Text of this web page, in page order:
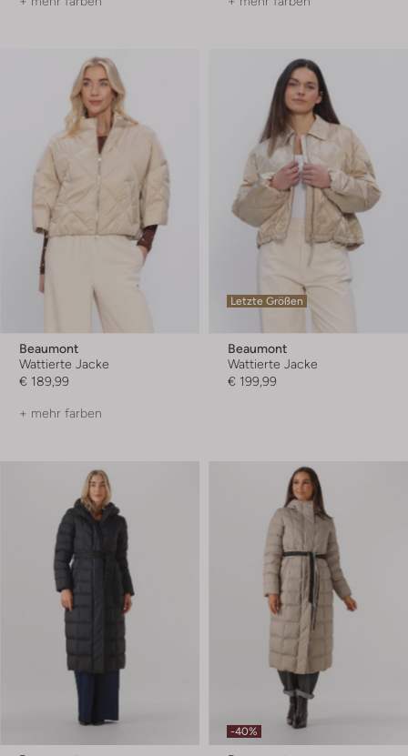
Beaumont
Wattierte Jacke
€ 189,99
+ mehr farben
Letzte Größen
Beaumont
Wattierte Jacke
€ 199,99
-40%